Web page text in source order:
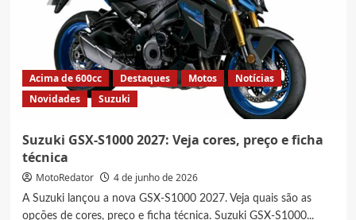
Haojue,
Zontes
e
Kymco:
Saiba
o
que
país
Acima de 600cc Destaques Motos
Notícias
Novidades
Suzuki
Suzuki GSX-S1000 2027: Veja cores, preço e ficha
técnica
MotoRedator 4 de junho de 2026
A Suzuki lançou a nova GSX-S1000 2027. Veja quais são as
opções de cores, preço e ficha técnica. Suzuki GSX-S1000...